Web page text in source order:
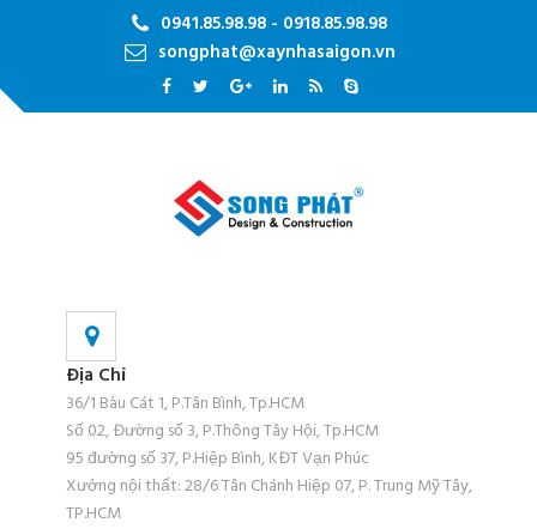
0941.85.98.98 - 0918.85.98.98
songphat@xaynhasaigon.vn
Địa Chỉ
36/1 Bàu Cát 1, P.Tân Bình, Tp.HCM
Số 02, Đường số 3, P.Thông Tây Hội, Tp.HCM
95 đường số 37, P.Hiệp Bình, KĐT Vạn Phúc
Xưởng nội thất: 28/6 Tân Chánh Hiệp 07, P. Trung Mỹ Tây,
TP.HCM